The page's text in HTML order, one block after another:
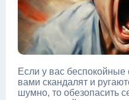
Если у вас беспокойные
вами скандалят и
шумно, то обезопасить